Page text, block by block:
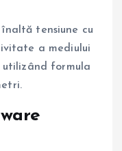
tensiune cu
a mediului
utilizând formula